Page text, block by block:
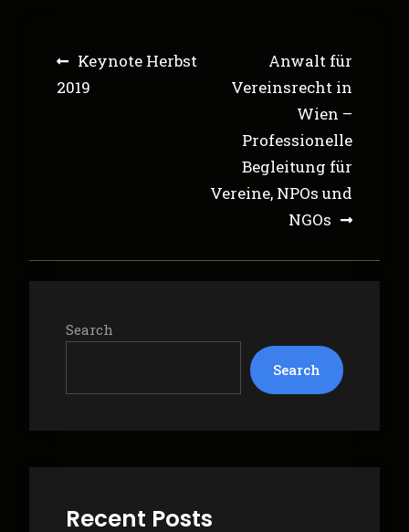
Post
navigation
Keynote Herbst
2019
Anwalt für
Vereinsrecht in
Wien –
Professionelle
Begleitung für
Vereine, NPOs und
NGOs
Search
Search
Recent Posts